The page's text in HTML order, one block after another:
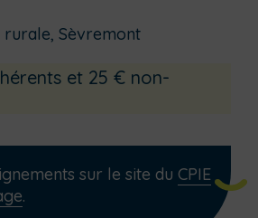
rurale, Sèvremont
et 25 € non-
sur le site du CPIE
.